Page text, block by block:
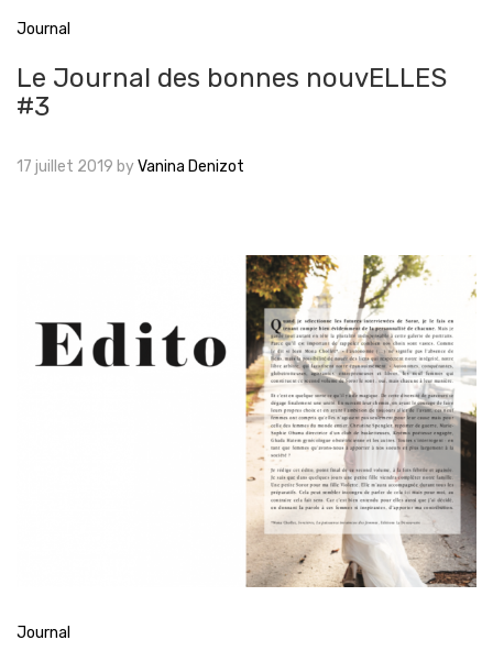
Journal
Le Journal des bonnes nouvELLES
#3
17 juillet 2019 byVanina Denizot
Journal